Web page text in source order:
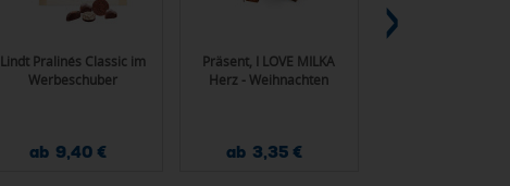
Lindt Pralinés Classic im
Werbeschuber
ab 9,40 €
Präsent, I LOVE MILKA
Herz - Weihnachten
ab 3,35 €